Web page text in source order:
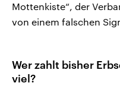
Mottenkiste“, der
von einem falschen
Wer zahlt bisher
viel?